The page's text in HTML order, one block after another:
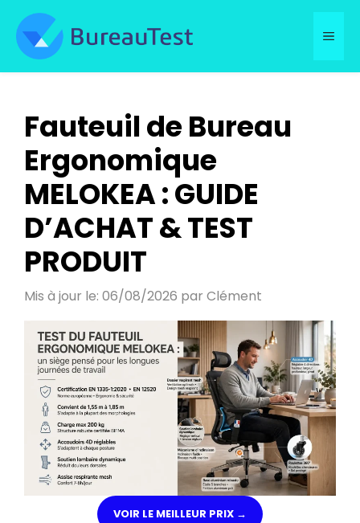
Aller
contenu
Fauteuil de Bureau
Ergonomique
MELOKEA : GUIDE
D’ACHAT & TEST
PRODUIT
Mis à jour le: 06/08/2026 par Clément
VOIR LE MEILLEUR PRIX →